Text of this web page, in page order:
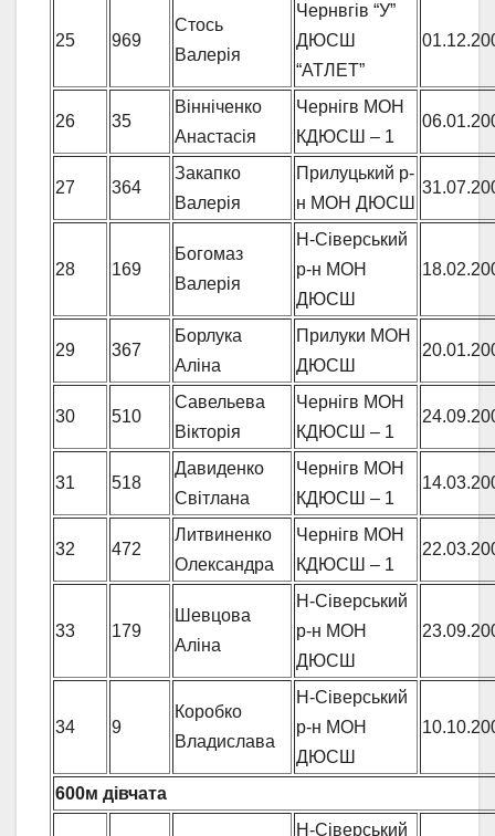
25 969
Стось
Валерія
Чернвгів “У”
ДЮСШ
“АТЛЕТ”
26 35
Вінніченко
Анастасія
Чернігв МОН
КДЮСШ – 1
27 364
Закапко
Валерія
Прилуцький р-
н МОН ДЮСШ
28 169
Богомаз
Валерія
Н-Сіверський
р-н МОН
ДЮСШ
29 367
Борлука
Аліна
Прилуки МОН
ДЮСШ
30 510
Савельева
Вікторія
Чернігв МОН
КДЮСШ – 1
31 518
Давиденко
Світлана
Чернігв МОН
КДЮСШ – 1
32 472
Литвиненко
Олександра
Чернігв МОН
КДЮСШ – 1
33 179
Шевцова
Аліна
Н-Сіверський
р-н МОН
ДЮСШ
34 9
Коробко
Владислава
Н-Сіверський
р-н МОН
ДЮСШ
600м дівчата
Н-Сіверський